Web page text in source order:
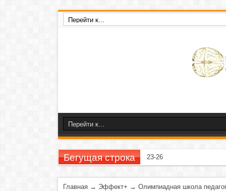
Бегущая строка 23-26 ноября 2020 г
Главная → Эффект+ → Олимпиадная школа